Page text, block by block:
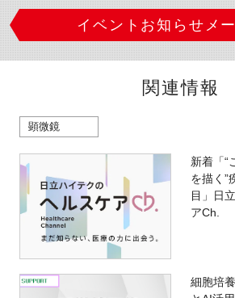
イベントお知らせメ
関連情報
顕微鏡
新着「“
を描く”
目」日
アCh.
細胞培